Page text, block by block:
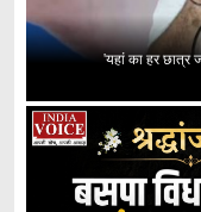
'यहां का हर छात्र